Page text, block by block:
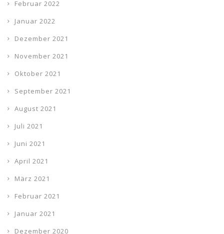
Februar 2022
Januar 2022
Dezember 2021
November 2021
Oktober 2021
September 2021
August 2021
Juli 2021
Juni 2021
April 2021
März 2021
Februar 2021
Januar 2021
Dezember 2020